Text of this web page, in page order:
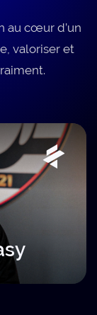
au cœur d’un
valoriser et